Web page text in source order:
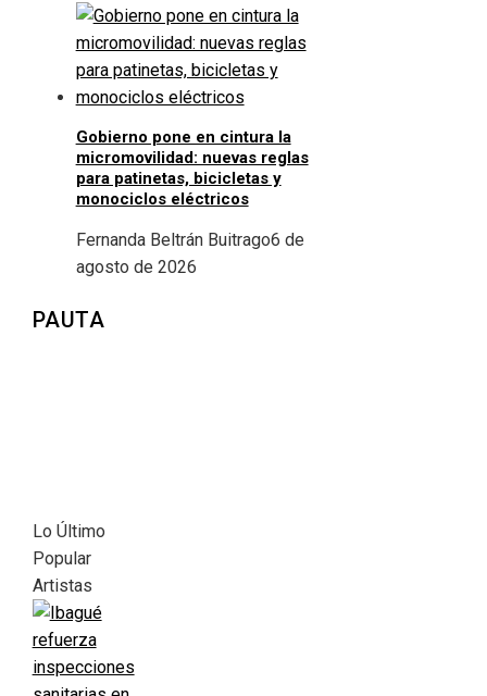
Gobierno pone en cintura la
micromovilidad: nuevas reglas
para patinetas, bicicletas y
monociclos eléctricos
Fernanda Beltrán Buitrago6 de
agosto de 2026
PAUTA
Lo Último
Popular
Artistas